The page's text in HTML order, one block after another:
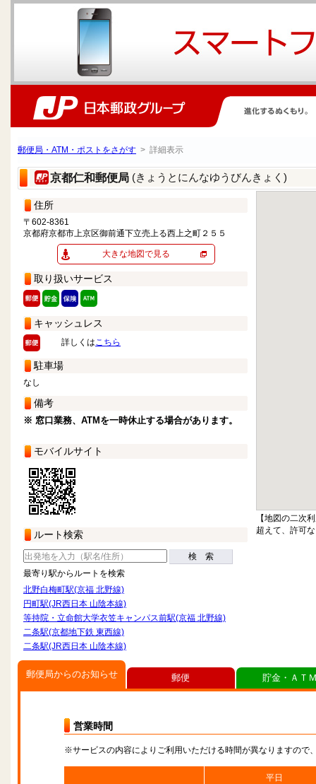
郵便局・ATM・ポストをさがす > 詳細表示
京都仁和郵便局 (きょうとにんなゆうびんきょく)
住所
〒602-8361
京都府京都市上京区御前通下立売上る西上之町２５５
大きな地図で見る
取り扱いサービス
キャッシュレス
詳しくはこちら
駐車場
なし
備考
※ 窓口業務、ATMを一時休止する場合があります。
モバイルサイト
ルート検索
検 索
最寄り駅からルートを検索
北野白梅町駅(京福 北野線)
円町駅(JR西日本 山陰本線)
等持院・立命館大学衣笠キャンパス前駅(京福 北野線)
二条駅(京都地下鉄 東西線)
二条駅(JR西日本 山陰本線)
【地図の二次
超えて、許可
郵便局からのお知らせ
営業時間
※サービスの内容によりご利用いただける時間が異なりますので
平日
郵便 貯金・ＡＴ